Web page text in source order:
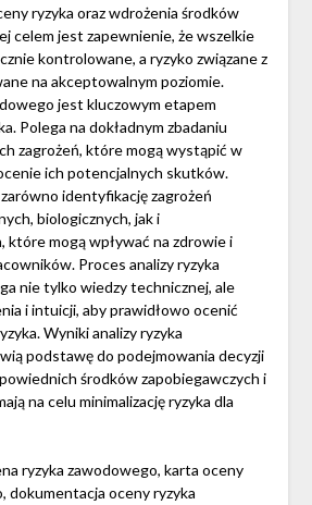
ryzyka oraz wdrożenia środków
celem jest zapewnienie, że wszelkie
kontrolowane, a ryzyko związane z
na akceptowalnym poziomie.
jest kluczowym etapem
Polega na dokładnym zbadaniu
zagrożeń, które mogą wystąpić w
ich potencjalnych skutków.
identyfikację zagrożeń
biologicznych, jak i
które mogą wpływać na zdrowie i
Proces analizy ryzyka
nie tylko wiedzy technicznej, ale
i intuicji, aby prawidłowo ocenić
Wyniki analizy ryzyka
podstawę do podejmowania decyzji
środków zapobiegawczych i
na celu minimalizację ryzyka dla
ryzyka zawodowego, karta oceny
dokumentacja oceny ryzyka